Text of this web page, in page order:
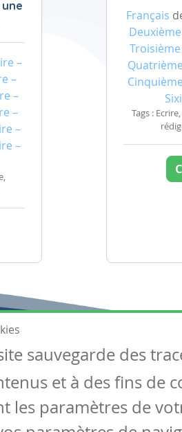
–
–
–
–
–
–
Français
Tags :
Articles
Tous les articles
Articles DYS
sauvegarde des
et à des fins de
les paramètres de